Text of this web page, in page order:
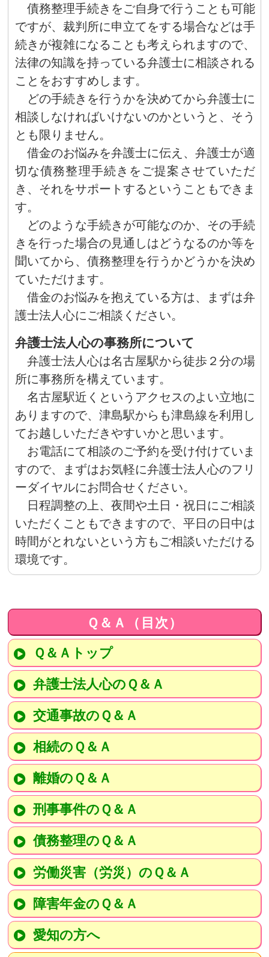
債務整理手続きをご自身で行うことも可能
ですが、裁判所に申立てをする場合などは手
続きが複雑になることも考えられますので、
法律の知識を持っている弁護士に相談される
ことをおすすめします。
どの手続きを行うかを決めてから弁護士に
相談しなければいけないのかというと、そう
とも限りません。
借金のお悩みを弁護士に伝え、弁護士が適
切な債務整理手続きをご提案させていただ
き、それをサポートするということもできま
す。
どのような手続きが可能なのか、その手続
きを行った場合の見通しはどうなるのか等を
聞いてから、債務整理を行うかどうかを決め
ていただけます。
借金のお悩みを抱えている方は、まずは弁
護士法人心にご相談ください。
弁護士法人心の事務所について
弁護士法人心は名古屋駅から徒歩２分の場
所に事務所を構えています。
名古屋駅近くというアクセスのよい立地に
ありますので、津島駅からも津島線を利用し
てお越しいただきやすいかと思います。
お電話にて相談のご予約を受け付けていま
すので、まずはお気軽に弁護士法人心のフリ
ーダイヤルにお問合せください。
日程調整の上、夜間や土日・祝日にご相談
いただくこともできますので、平日の日中は
時間がとれないという方もご相談いただける
環境です。
Ｑ＆Ａ（目次）
Ｑ＆Ａトップ
弁護士法人心のＱ＆Ａ
交通事故のＱ＆Ａ
相続のＱ＆Ａ
離婚のＱ＆Ａ
刑事事件のＱ＆Ａ
債務整理のＱ＆Ａ
労働災害（労災）のＱ＆Ａ
障害年金のＱ＆Ａ
愛知の方へ